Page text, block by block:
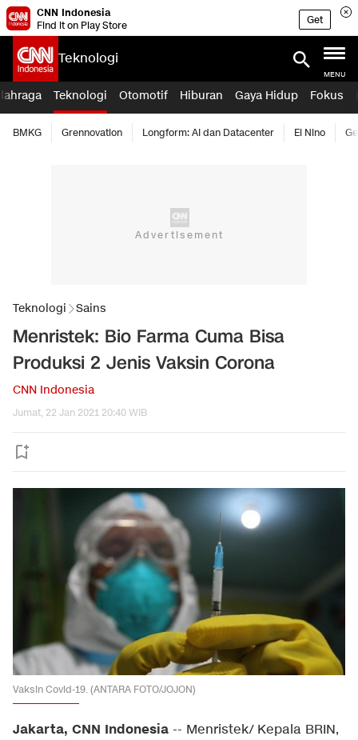
CNN Indonesia
Find it on Play Store
Get
Teknologi
MENU
Teknologi Otomotif Hiburan Gaya Hidup Fokus
BMKG Grennovation Longform: AI dan Datacenter El Nino
Teknologi Sains
Menristek: Bio Farma Cuma Bisa
Produksi 2 Jenis Vaksin Corona
CNN Indonesia
Jumat, 22 Jan 2021 20:40 WIB
Vaksin Covid-19. (ANTARA FOTO/JOJON)
Jakarta, CNN Indonesia -- Menristek/ Kepala BRIN,